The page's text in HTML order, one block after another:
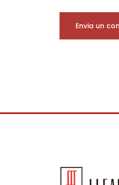
Envia un